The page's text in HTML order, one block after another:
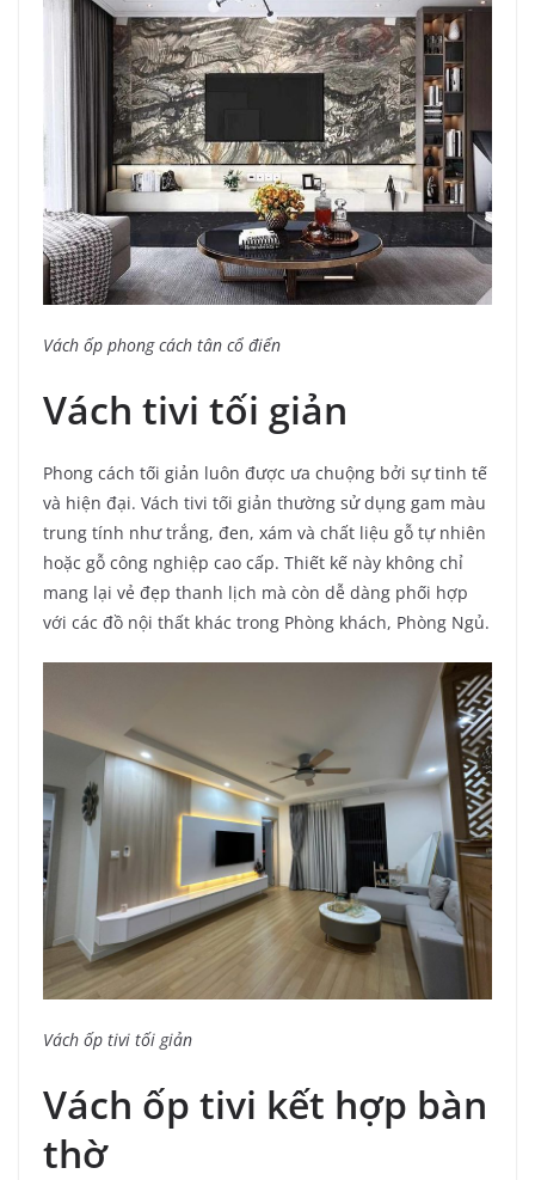
Vách ốp phong cách tân cổ điển
Vách tivi tối giản
Phong cách tối giản luôn được ưa chuộng bởi sự tinh tế
và hiện đại. Vách tivi tối giản thường sử dụng gam màu
trung tính như trắng, đen, xám và chất liệu gỗ tự nhiên
hoặc gỗ công nghiệp cao cấp. Thiết kế này không chỉ
mang lại vẻ đẹp thanh lịch mà còn dễ dàng phối hợp
với các đồ nội thất khác trong Phòng khách, Phòng Ngủ.
Vách ốp tivi tối giản
Vách ốp tivi kết hợp bàn
thờ